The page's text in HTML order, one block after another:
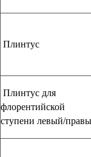
Плинтус
Плинтус для
флорентийской
ступени левый/